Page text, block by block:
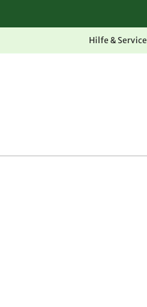
Hilfe & Service